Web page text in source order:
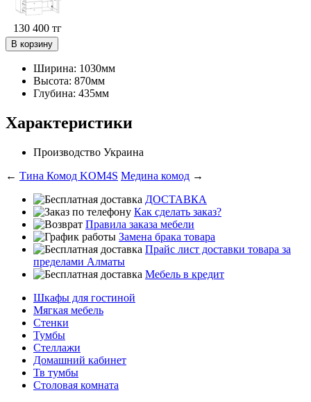
130 400 тг
В корзину
Ширина: 1030мм
Высота: 870мм
Глубина: 435мм
Характеристики
Производство Украина
← Тина Комод KOM4S Медина комод →
ДОСТАВКА
Как сделать заказ?
Правила заказа мебели
Замена брака товара
Прайс лист доставки товара за
пределами Алматы
Мебель в кредит
Шкафы для гостиной
Мягкая мебель
Стенки
Тумбы
Стеллажи
Домашний кабинет
Тв тумбы
Столовая комната